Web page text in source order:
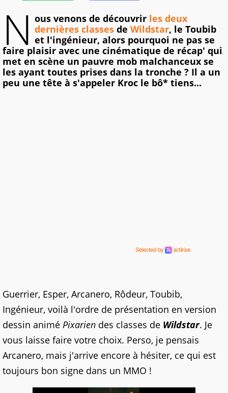
N ous venons de découvrir les deux
dernières classes de Wildstar, le Toubib
et l'ingénieur, alors pourquoi ne pas se
faire plaisir avec une cinématique de récap' qui
met en scène un pauvre mob malchanceux se
les ayant toutes prises dans la tronche ? Il a un
peu une tête à s'appeler Kroc le bô* tiens...
Guerrier, Esper, Arcanero, Rôdeur, Toubib,
Ingénieur, voilà l'ordre de présentation en version
dessin animé Pixarien des classes de Wildstar. Je
vous laisse faire votre choix. Perso, je pensais
Arcanero, mais j'arrive encore à hésiter, ce qui est
toujours bon signe dans un MMO !